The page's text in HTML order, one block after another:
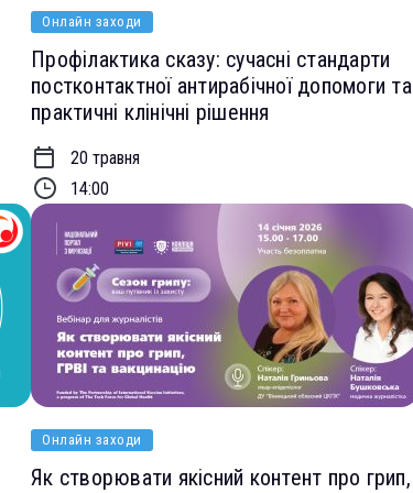
Онлайн заходи
Профілактика сказу: сучасні стандарти
постконтактної антирабічної допомоги та
практичні клінічні рішення
20 травня
14:00
Онлайн заходи
Як створювати якісний контент про грип,